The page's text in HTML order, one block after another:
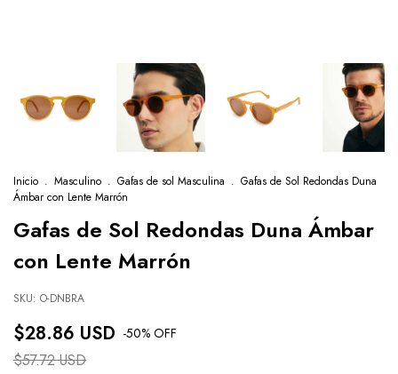
Inicio . Masculino . Gafas de sol Masculina . Gafas de Sol Redondas Duna
Ámbar con Lente Marrón
Gafas de Sol Redondas Duna Ámbar
con Lente Marrón
SKU: O-DNBRA
$28.86 USD -50% OFF
$57.72 USD